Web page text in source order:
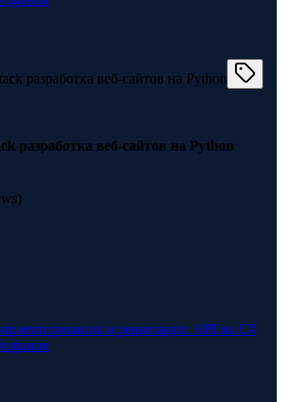
разработка веб-сайтов на Python
и реализации API на C#